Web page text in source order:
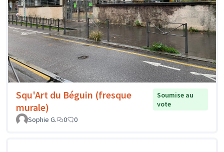
Squ'Art du Béguin (fresque
murale)
Soumise au
vote
Sophie G.
0 0